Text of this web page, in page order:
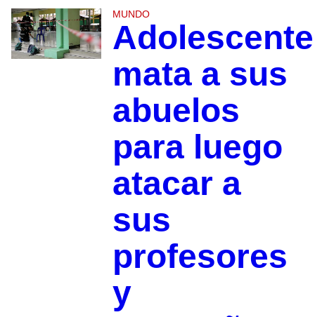
MUNDO
Adolescente
mata a sus
abuelos
para luego
atacar a
sus
profesores
y